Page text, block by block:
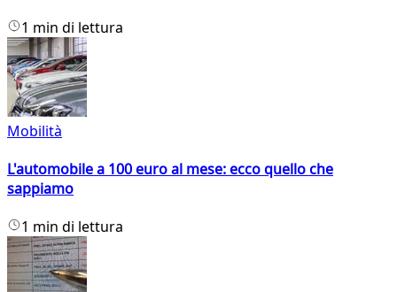
1 min di lettura
Mobilità
L'automobile a 100 euro al mese: ecco quello che
sappiamo
1 min di lettura